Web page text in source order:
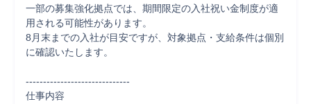
一部の募集強化拠点では、期間限定の入社祝い金制度が適
用される可能性があります。
8月末までの入社が目安ですが、対象拠点・支給条件は個別
に確認いたします。
------------------------------
仕事内容